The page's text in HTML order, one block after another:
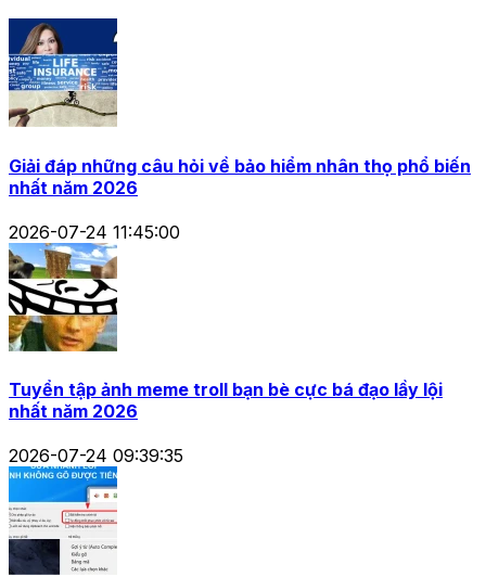
Giải đáp những câu hỏi về bảo hiểm nhân thọ phổ biến
nhất năm 2026
2026-07-24 11:45:00
Tuyển tập ảnh meme troll bạn bè cực bá đạo lầy lội
nhất năm 2026
2026-07-24 09:39:35